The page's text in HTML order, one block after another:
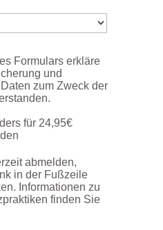
Formulars erkläre
und
zum Zweck der
für 24,95€
abmelden,
in der Fußzeile
Informationen zu
finden Sie